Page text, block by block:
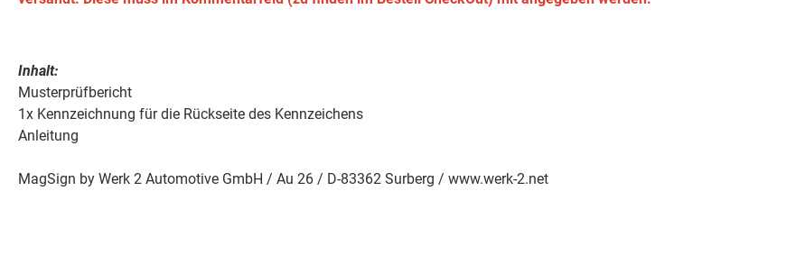
Inhalt:
Musterprüfbericht
1x Kennzeichnung für die Rückseite des Kennzeichens
Anleitung
MagSign by Werk 2 Automotive GmbH / Au 26 / D-83362 Surberg / www.werk-2.net